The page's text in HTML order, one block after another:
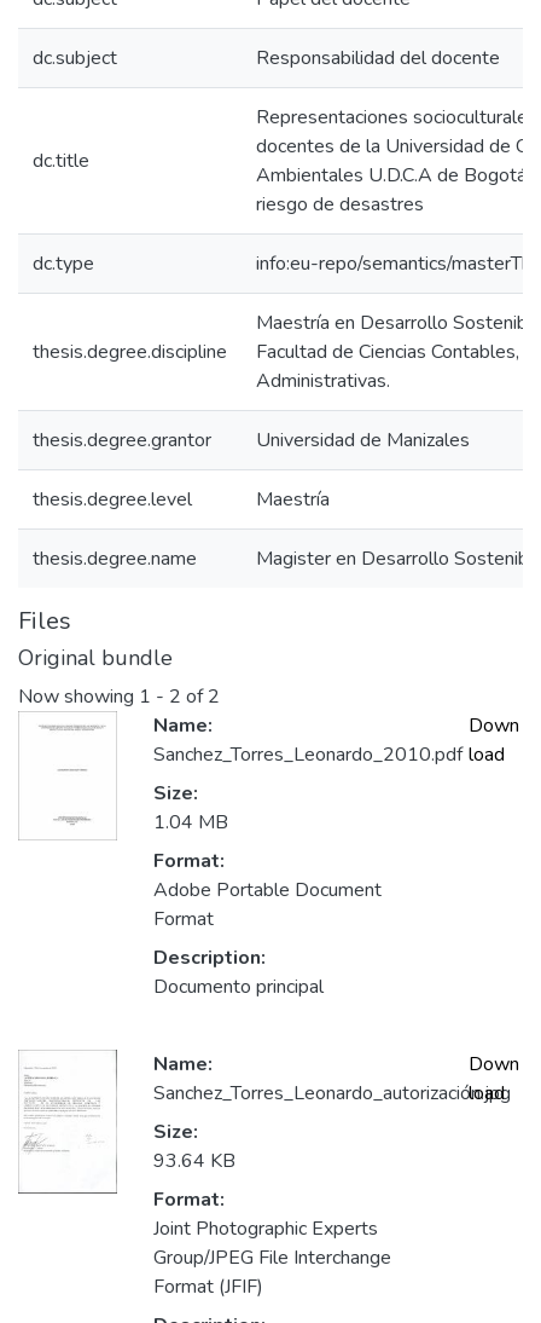
dc.subject Responsabilidad del docente
dc.title
Representaciones
docentes de la Universidad de
Ambientales U.D.C.A de Bogotá
riesgo de desastres
dc.type info:eu-repo/semantics/
thesis.degree.discipline
Maestría en Desarrollo
Facultad de Ciencias Contables,
Administrativas.
thesis.degree.grantor Universidad de Manizales
thesis.degree.level Maestría
thesis.degree.name Magister en Desarrollo
Files
Original bundle
Now showing 1 - 2 of 2
Name:
Sanchez_Torres_Leonardo_2010.pdf
Size:
1.04 MB
Format:
Adobe Portable Document
Format
Description:
Documento principal
Down
load
Name:
Sanchez_Torres_Leonardo_autorización.jpg
Size:
93.64 KB
Format:
Joint Photographic Experts
Group/JPEG File Interchange
Format (JFIF)
Down
load